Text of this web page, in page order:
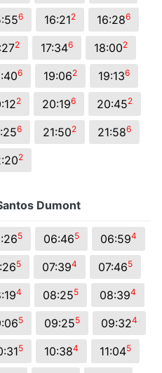
6 16:212 16:286
2 17:346 18:002
6 19:062 19:136
2 20:196 20:452
6 21:502 21:586
2
Dumont
5 06:465 06:594
5 07:394 07:465
4 08:255 08:394
5 09:255 09:324
5 10:384 11:045